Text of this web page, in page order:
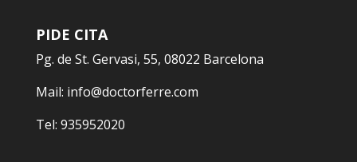
PIDE CITA
Pg. de St. Gervasi, 55, 08022 Barcelona
Mail: info@doctorferre.com
Tel: 935952020